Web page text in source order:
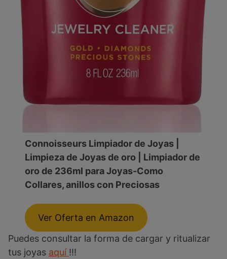
Connoisseurs Limpiador de Joyas |
Limpieza de Joyas de oro | Limpiador de
oro de 236ml para Joyas-Como
Collares, anillos con Preciosas
Ver Oferta en Amazon
Puedes consultar la forma de cargar y ritualizar
tus joyas aquí !!!